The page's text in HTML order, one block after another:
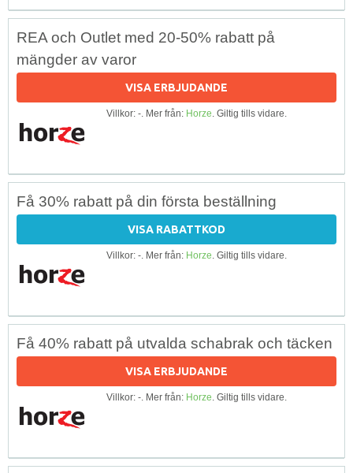
REA och Outlet med 20-50% rabatt på
mängder av varor
VISA ERBJUDANDE
Villkor: -. Mer från: Horze. Giltig tills vidare.
Få 30% rabatt på din första beställning
VISA RABATTKOD
Villkor: -. Mer från: Horze. Giltig tills vidare.
Få 40% rabatt på utvalda schabrak och täcken
VISA ERBJUDANDE
Villkor: -. Mer från: Horze. Giltig tills vidare.